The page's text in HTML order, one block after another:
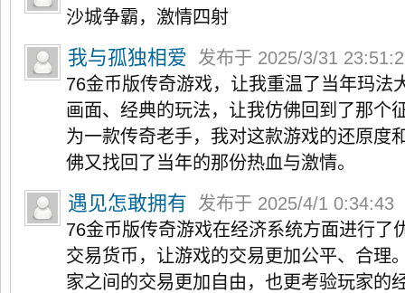
沙城争霸，激情四射
我与孤独相爱
发布于 2025/3/31
76金币版传奇游戏，让我重温了当年玛法
画面、经典的玩法，让我仿佛回到了那个
为一款传奇老手，我对这款游戏的还原度
佛又找回了当年的那份热血与激情。
遇见怎敢拥有
发布于 2025/4/1 0:34:43
76金币版传奇游戏在经济系统方面进行了
交易货币，让游戏的交易更加公平、合理
家之间的交易更加自由，也更考验玩家的